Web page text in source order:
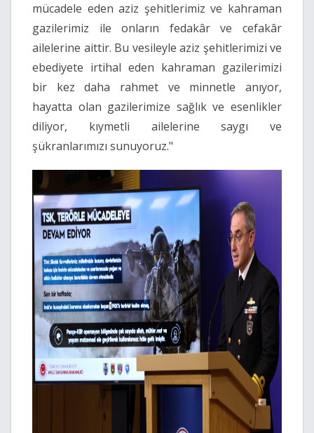
mücadele eden aziz şehitlerimiz ve kahraman
gazilerimiz ile onların fedakâr ve cefakâr
ailelerine aittir. Bu vesileyle aziz şehitlerimizi ve
ebediyete irtihal eden kahraman gazilerimizi
bir kez daha rahmet ve minnetle anıyor,
hayatta olan gazilerimize sağlık ve esenlikler
diliyor, kıymetli ailelerine saygı ve
şükranlarımızı sunuyoruz."